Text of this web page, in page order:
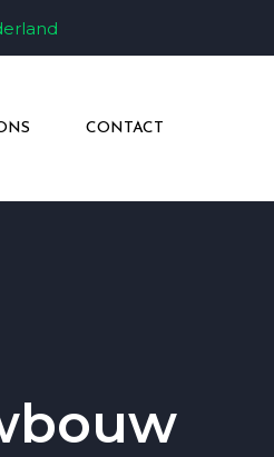
CONTACT